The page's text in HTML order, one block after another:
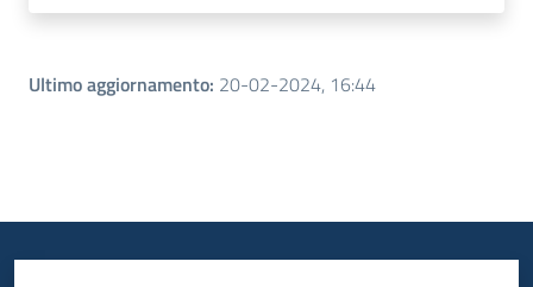
Ultimo aggiornamento: 20-02-2024, 16:44